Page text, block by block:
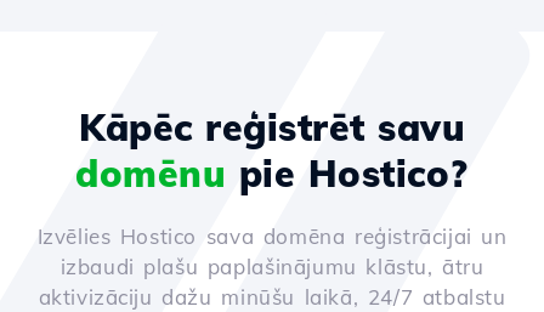
Kāpēc reģistrēt savu
domēnu pie Hostico?
Izvēlies Hostico sava domēna reģistrācijai un
izbaudi plašu paplašinājumu klāstu, ātru
aktivizāciju dažu minūšu laikā, 24/7 atbalstu